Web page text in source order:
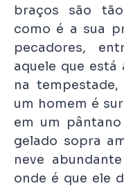
braços são
como é a sua
pecadores,
aquele que
na
um homem é
em um
gelado sopra
neve
onde é que ele